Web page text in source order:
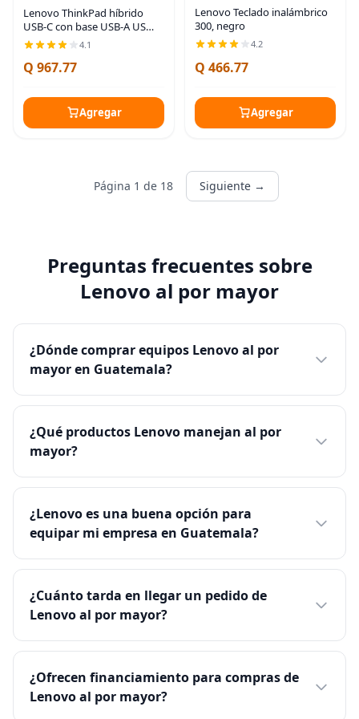
Lenovo ThinkPad híbrido
USB-C con base USB-A US
(40AF0135US)
4.1
Q 967.77
Agregar
Lenovo Teclado inalámbrico
300, negro
4.2
Q 466.77
Agregar
Página 1 de 18 Siguiente →
Preguntas frecuentes sobre
Lenovo al por mayor
¿Dónde comprar equipos Lenovo al por
mayor en Guatemala?
¿Qué productos Lenovo manejan al por
mayor?
¿Lenovo es una buena opción para
equipar mi empresa en Guatemala?
¿Cuánto tarda en llegar un pedido de
Lenovo al por mayor?
¿Ofrecen financiamiento para compras de
Lenovo al por mayor?